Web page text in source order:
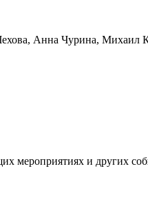
Анна Чурина, Михаил
мероприятиях и других